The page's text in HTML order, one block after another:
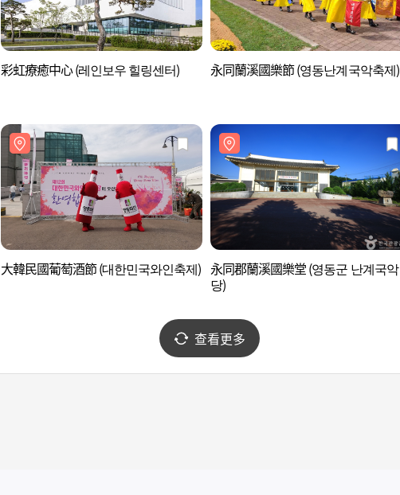
彩虹療癒中心 (레인보우 힐링센터) 永同蘭溪國樂節 (영동난계국악축제)
大韓民國葡萄酒節 (대한민국와인축제) 永同郡蘭溪國樂堂 (영동군 난계국악
당)
查看更多